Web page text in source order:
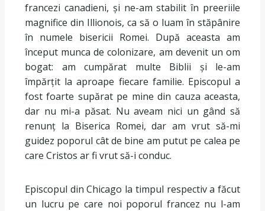
francezi canadieni, și ne-am stabilit în preeriile
magnifice din Illionois, ca să o luam în stăpânire
în numele bisericii Romei. După aceasta am
început munca de colonizare, am devenit un om
bogat: am cumpărat multe Biblii și le-am
împărțit la aproape fiecare familie. Episcopul a
fost foarte supărat pe mine din cauza aceasta,
dar nu mi-a păsat. Nu aveam nici un gând să
renunț la Biserica Romei, dar am vrut să-mi
guidez poporul cât de bine am putut pe calea pe
care Cristos ar fi vrut să-i conduc.
Episcopul din Chicago la timpul respectiv a făcut
un lucru pe care noi poporul francez nu l-am